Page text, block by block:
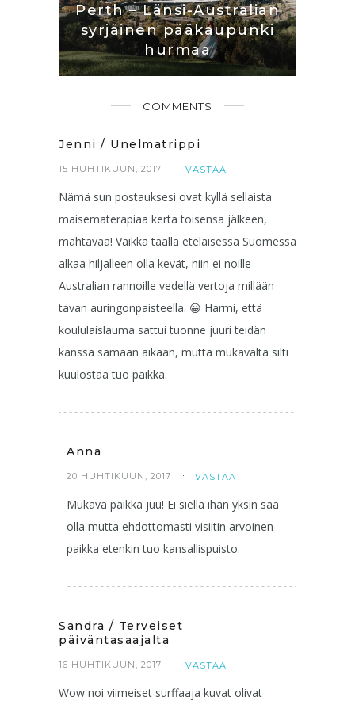
Perth – Länsi-Australian
syrjäinen pääkaupunki
hurmaa
COMMENTS
Jenni / Unelmatrippi
15 HUHTIKUUN, 2017 VASTAA
Nämä sun postauksesi ovat kyllä sellaista
maisematerapiaa kerta toisensa jälkeen,
mahtavaa! Vaikka täällä eteläisessä Suomessa
alkaa hiljalleen olla kevät, niin ei noille
Australian rannoille vedellä vertoja millään
tavan auringonpaisteella. 😀 Harmi, että
koululaislauma sattui tuonne juuri teidän
kanssa samaan aikaan, mutta mukavalta silti
kuulostaa tuo paikka.
Anna
20 HUHTIKUUN, 2017 VASTAA
Mukava paikka juu! Ei siellä ihan yksin saa
olla mutta ehdottomasti visiitin arvoinen
paikka etenkin tuo kansallispuisto.
Sandra / Terveiset
päiväntasaajalta
16 HUHTIKUUN, 2017 VASTAA
Wow noi viimeiset surffaaja kuvat olivat